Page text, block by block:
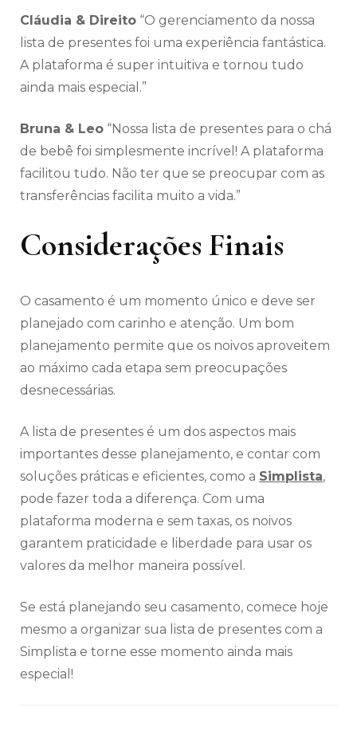
Cláudia & Direito “O gerenciamento da nossa
lista de presentes foi uma experiência fantástica.
A plataforma é super intuitiva e tornou tudo
ainda mais especial.”
Bruna & Leo “Nossa lista de presentes para o chá
de bebê foi simplesmente incrível! A plataforma
facilitou tudo. Não ter que se preocupar com as
transferências facilita muito a vida.”
Considerações Finais
O casamento é um momento único e deve ser
planejado com carinho e atenção. Um bom
planejamento permite que os noivos aproveitem
ao máximo cada etapa sem preocupações
desnecessárias.
A lista de presentes é um dos aspectos mais
importantes desse planejamento, e contar com
soluções práticas e eficientes, como a Simplista,
pode fazer toda a diferença. Com uma
plataforma moderna e sem taxas, os noivos
garantem praticidade e liberdade para usar os
valores da melhor maneira possível.
Se está planejando seu casamento, comece hoje
mesmo a organizar sua lista de presentes com a
Simplista e torne esse momento ainda mais
especial!